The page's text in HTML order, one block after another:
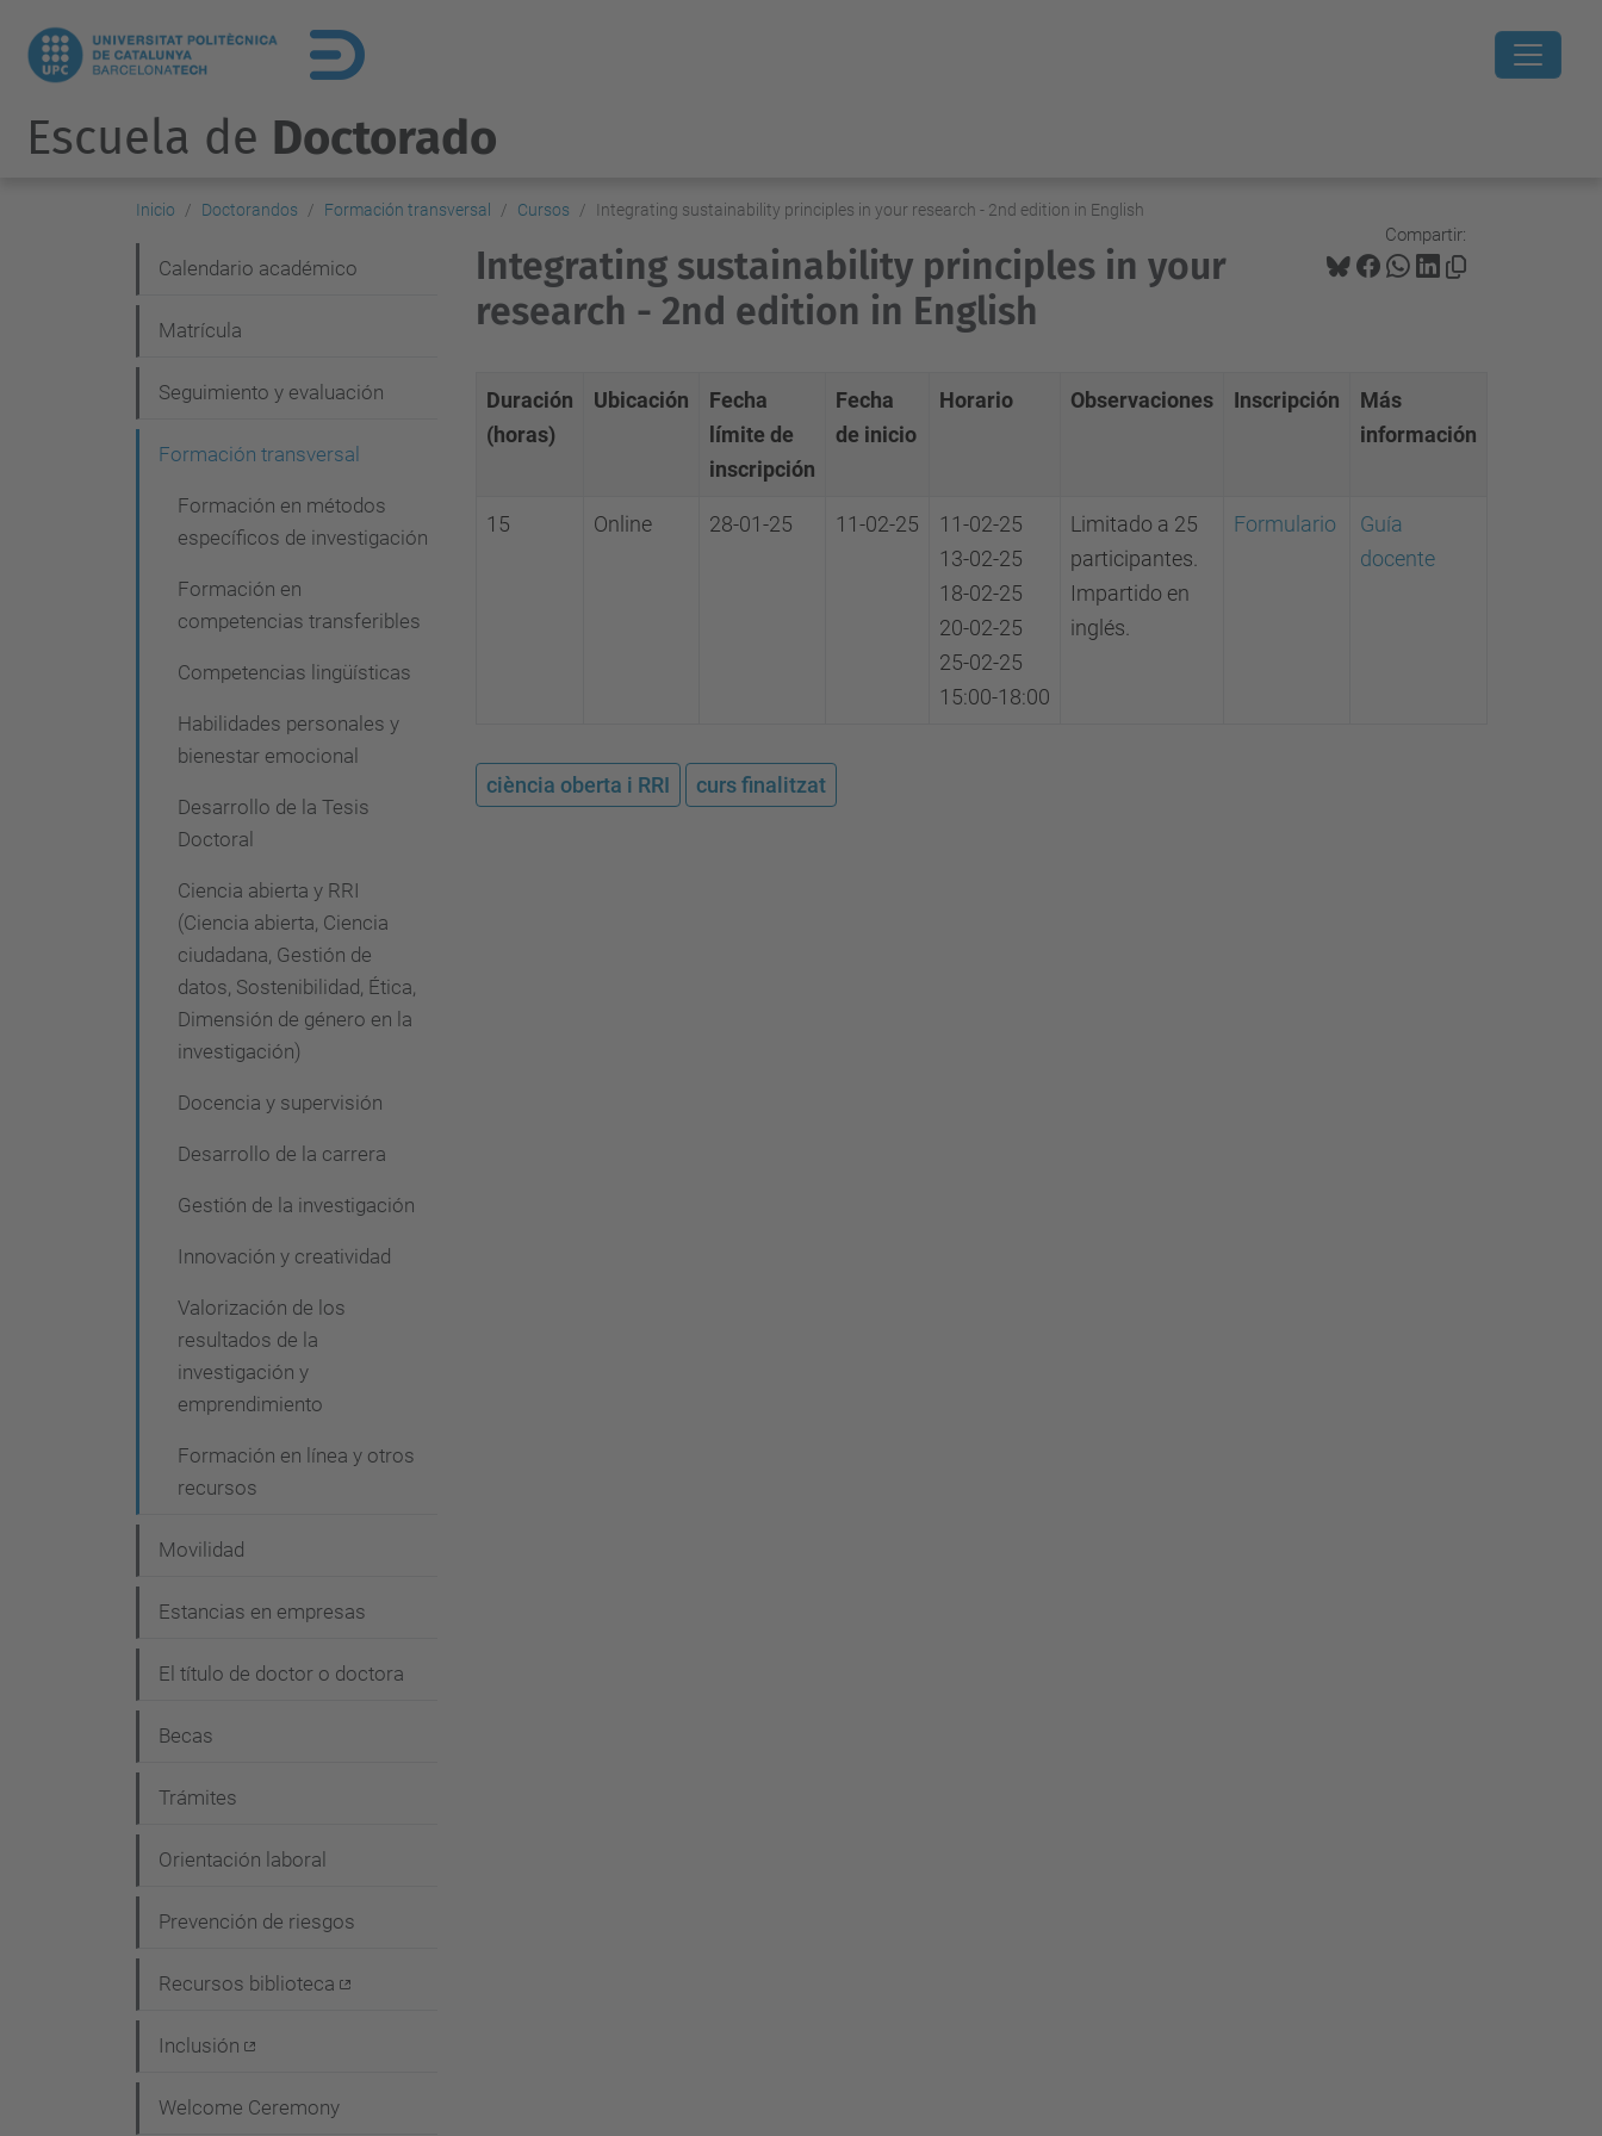
Escuela de Doctorado
Inicio Doctorandos Formación transversal Cursos Integrating sustainability principles in your research - 2nd edition in English
Compartir:
Integrating sustainability principles in your
research - 2nd edition in English
Duración
(horas)
Ubicación
Fecha
límite de
inscripción
Fecha
de inicio
Horario Observaciones Inscripción
Más
información
15 Online 28-01-25 11-02-25
11-02-25
13-02-25
18-02-25
20-02-25
25-02-25
15:00-18:00
Limitado a 25
participantes.
Impartido en
inglés.
Formulario
Guía
docente
ciència oberta i RRI curs finalitzat
a
v
g
Calendario académico
Matrícula
Seguimiento y evaluación
Formación transversal
Formación en métodos
específicos de investigación
Formación en
competencias transferibles
Competencias lingüísticas
Habilidades personales y
bienestar emocional
Desarrollo de la Tesis
Doctoral
Ciencia abierta y RRI
(Ciencia abierta, Ciencia
ciudadana, Gestión de
datos, Sostenibilidad, Ética,
Dimensión de género en la
investigación)
Docencia y supervisión
Desarrollo de la carrera
Gestión de la investigación
Innovación y creatividad
Valorización de los
resultados de la
investigación y
emprendimiento
Formación en línea y otros
recursos
Movilidad
Estancias en empresas
El título de doctor o doctora
Becas
Trámites
Orientación laboral
Prevención de riesgos
Recursos biblioteca
Inclusión
Welcome Ceremony